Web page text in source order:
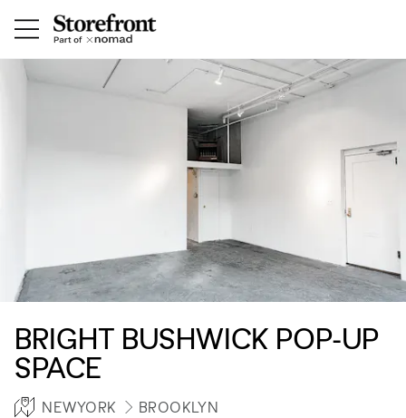
BRIGHT BUSHWICK POP-UP
SPACE
NEWYORK BROOKLYN